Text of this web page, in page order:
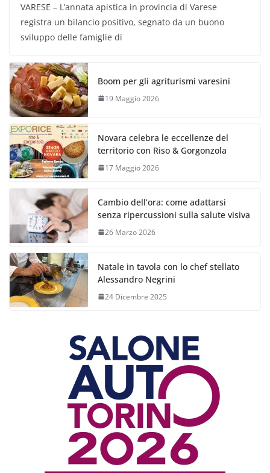
VARESE – L’annata apistica in provincia di Varese
registra un bilancio positivo, segnato da un buono
sviluppo delle famiglie di
Boom per gli agriturismi varesini
19 Maggio 2026
Novara celebra le eccellenze del
territorio con Riso & Gorgonzola
17 Maggio 2026
Cambio dell’ora: come adattarsi
senza ripercussioni sulla salute visiva
26 Marzo 2026
Natale in tavola con lo chef stellato
Alessandro Negrini
24 Dicembre 2025